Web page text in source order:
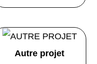
Autre projet